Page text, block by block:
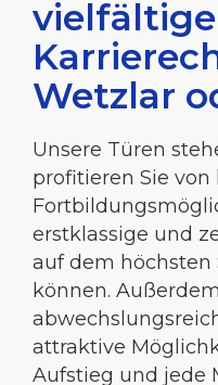
vielfältige
Wetzlar
Unsere Türen
profitieren Sie
erstklassige und
auf dem höchsten
können.
attraktive
Aufstieg und jede